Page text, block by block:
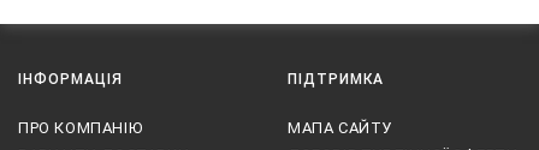
ІНФОРМАЦІЯ
ПРО КОМПАНІЮ
ПІДТРИМКА
МАПА САЙТУ